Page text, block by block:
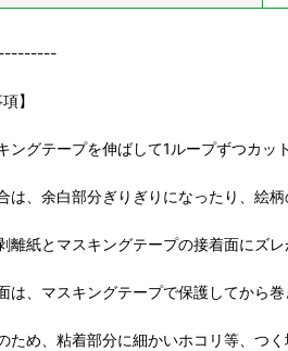
】
グテープを伸ばして1ループずつカッ
は、余白部分ぎりぎりになったり、絵
離紙とマスキングテープの接着面にズ
、マスキングテープで保護してから巻
ため、粘着部分に細かいホコリ等、つく